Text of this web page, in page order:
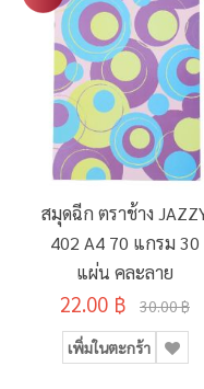
สมุดฉีก ตราช้าง
402 A4 70 แกรม 30
แผ่น คละลาย
22.00 ฿ 30.00 ฿
เพิ่มในตะกร้า